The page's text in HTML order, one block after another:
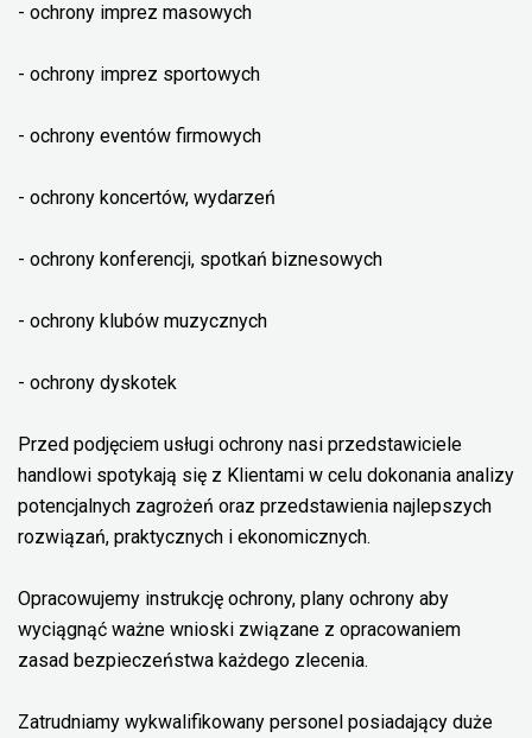
- ochrony imprez masowych
- ochrony imprez sportowych
- ochrony eventów firmowych
- ochrony koncertów, wydarzeń
- ochrony konferencji, spotkań biznesowych
- ochrony klubów muzycznych
- ochrony dyskotek
Przed podjęciem usługi ochrony nasi przedstawiciele
handlowi spotykają się z Klientami w celu dokonania analizy
potencjalnych zagrożeń oraz przedstawienia najlepszych
rozwiązań, praktycznych i ekonomicznych.
Opracowujemy instrukcję ochrony, plany ochrony aby
wyciągnąć ważne wnioski związane z opracowaniem
zasad bezpieczeństwa każdego zlecenia.
Zatrudniamy wykwalifikowany personel posiadający duże